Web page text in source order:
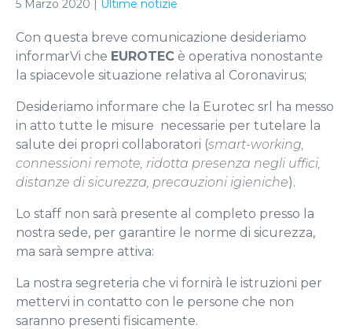
5 Marzo 2020 | Ultime notizie
Con questa breve comunicazione desideriamo
informarVi che EUROTEC è operativa nonostante
la spiacevole situazione relativa al Coronavirus;
Desideriamo informare che la Eurotec srl ha messo
in atto tutte le misure necessarie per tutelare la
salute dei propri collaboratori (smart-working,
connessioni remote, ridotta presenza negli uffici,
distanze di sicurezza, precauzioni igieniche).
Lo staff non sarà presente al completo presso la
nostra sede, per garantire le norme di sicurezza,
ma sarà sempre attiva:
La nostra segreteria che vi fornirà le istruzioni per
mettervi in contatto con le persone che non
saranno presenti fisicamente.